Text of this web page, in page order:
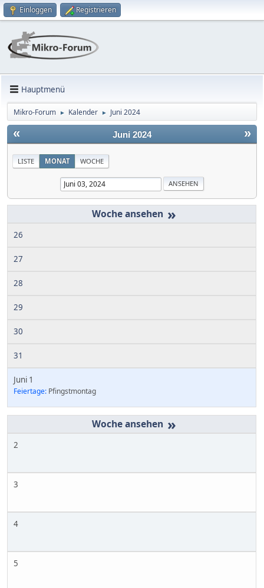
Einloggen Registrieren
Hauptmenü
Mikro-Forum ► Kalender ► Juni 2024
« »
Juni 2024
LISTE MONAT WOCHE
»
26
27
28
29
30
31
Juni 1
Feiertage: Pfingstmontag
»
2
3
4
5